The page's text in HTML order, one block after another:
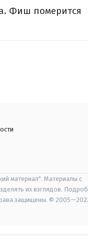
Фиш померится
материал". Материалы с
их взглядов.
защищены. ©